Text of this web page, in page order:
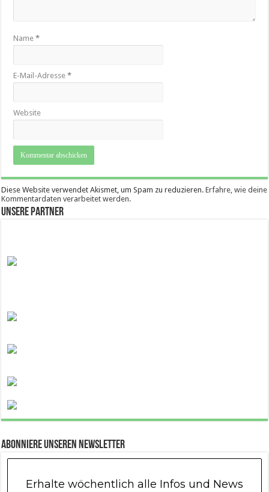
Name*
E-Mail-Adresse*
Website
Diese Website verwendet Akismet, um Spam zu reduzieren.Erfahre, wie deine
Kommentardaten verarbeitet werden.
Unsere Partner
Abonniere unseren Newsletter
Erhalte wöchentlich alle Infos und News